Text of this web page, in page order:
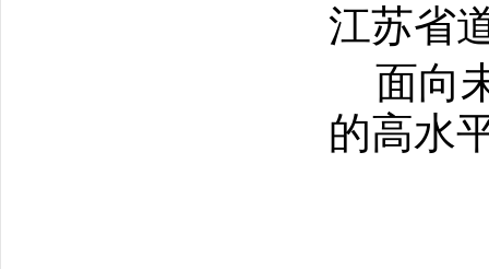
江苏省
面向
的高水